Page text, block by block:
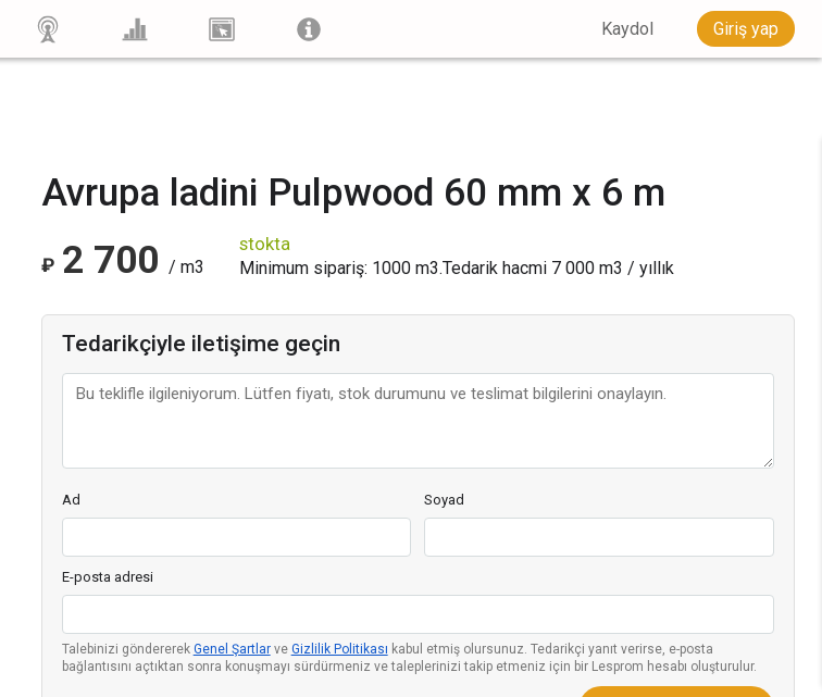
Kaydol Giriş yap
Avrupa ladini Pulpwood 60 mm x 6 m
₽ 2 700 / m3
stokta
Minimum sipariş: 1000 m3.Tedarik hacmi 7 000m3 / yıllık
Tedarikçiyle iletişime geçin
Ad Soyad
E-posta adresi
Talebinizi göndererek Genel Şartlarve Gizlilik Politikası kabul etmiş olursunuz. Tedarikçi yanıt verirse, e-posta
bağlantısını açtıktan sonra konuşmayı sürdürmeniz ve taleplerinizi takip etmeniz için bir Lesprom hesabı oluşturulur.